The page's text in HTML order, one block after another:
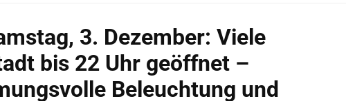
3. Dezember: Viele
bis 22 Uhr geöffnet –
Beleuchtung und